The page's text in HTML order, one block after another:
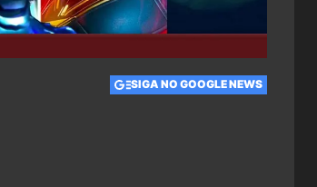
SIGA NO GOOGLE NEWS